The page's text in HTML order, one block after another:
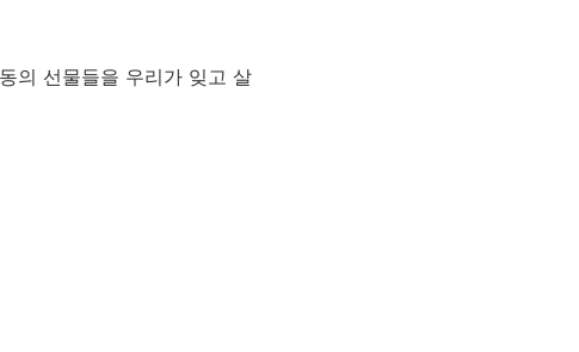
의 선물들을 우리가 잊고 살